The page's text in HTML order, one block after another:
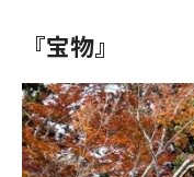
Present
ＹＢＣオンデマンド
『宝物』